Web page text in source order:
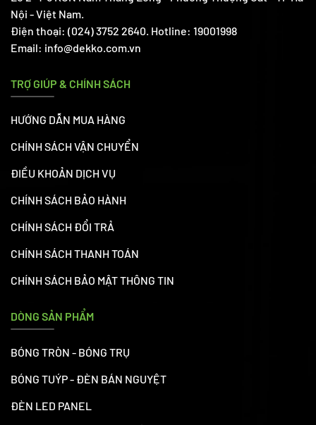
Nội - Việt Nam.
Điện thoại: (024) 3752 2640. Hotline: 19001998
Email: info@dekko.com.vn
TRỢ GIÚP & CHÍNH SÁCH
HƯỚNG DẪN MUA HÀNG
CHÍNH SÁCH VẬN CHUYỂN
ĐIỀU KHOẢN DỊCH VỤ
CHÍNH SÁCH BẢO HÀNH
CHÍNH SÁCH ĐỔI TRẢ
CHÍNH SÁCH THANH TOÁN
CHÍNH SÁCH BẢO MẬT THÔNG TIN
DÒNG SẢN PHẨM
BÓNG TRÒN - BÓNG TRỤ
BÓNG TUÝP - ĐÈN BÁN NGUYỆT
ĐÈN LED PANEL